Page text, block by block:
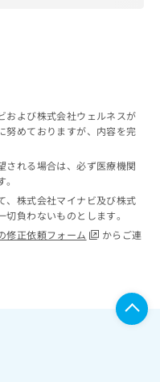
および株式会社ウェルネスが
努めておりますが、内容を完
される場合は、必ず医療機関
、株式会社マイナビ及び株式
負わないものとします。
修正依頼フォーム
からご連